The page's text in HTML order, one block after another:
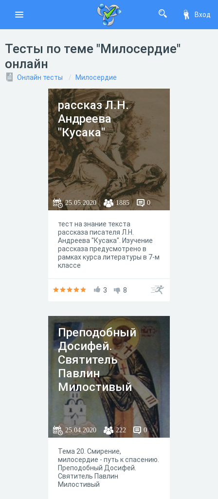
Вход
Тесты по теме "Милосердие"
онлайн
Онлайн тесты Милосердие
рассказ Л.Н.
Андреева
"Кусака"
25.05.2020 1885 0
тест на знание текста
рассказа писателя Л.Н.
Андреева "Кусака". Изучение
рассказа предусмотрено в
рамках курса литературы в 7-м
классе
3 8
Преподобный
Досифей.
Святитель
Павлин
Милостивый
25.04.2020 222 0
Тема 20. Смирение,
милосердие - путь к спасению.
Преподобный Досифей.
Святитель Павлин
Милостивый